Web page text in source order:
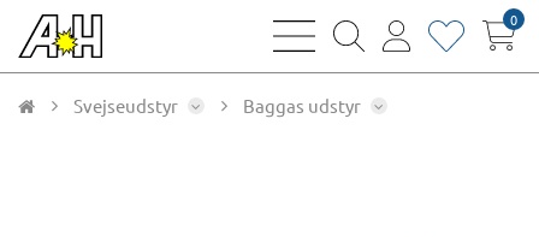
bars
magnifying
user
heart0
Svejseudstyr Baggas udstyr